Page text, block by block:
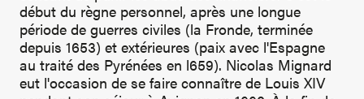
début du règne personnel, après une longue
période de guerres civiles (la Fronde, terminée
depuis 1653) et extérieures (paix avec l'Espagne
au traité des Pyrénées en l659). Nicolas Mignard
eut l'occasion de se faire connaître de Louis XIV